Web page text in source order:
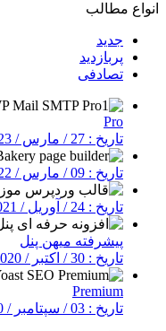
انواع مطالب
جدید
پربازدید
تصادفی
Pro
تاریخ : 27 / مارس / 2023
تاریخ : 09 / مارس / 2022
تاریخ : 24 / آوریل / 2021
پیشرفته میهن پنل
تاریخ : 30 / اکتبر / 2020
Premium
تاریخ : 03 / سپتامبر / 2020